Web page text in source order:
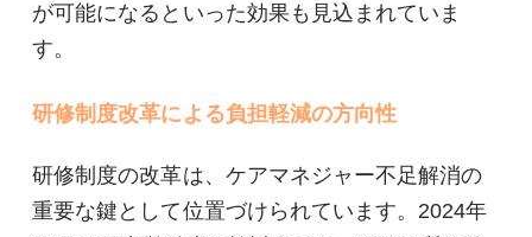
が可能になるといった効果も見込まれていま
す。
研修制度改革による負担軽減の方向性
研修制度の改革は、ケアマネジャー不足解消の
重要な鍵として位置づけられています。2024年